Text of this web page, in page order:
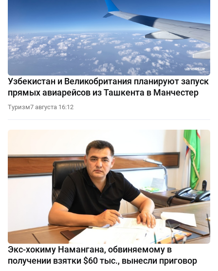
Узбекистан и Великобритания планируют запуск
прямых авиарейсов из Ташкента в Манчестер
Туризм7 августа 16:12
Экс-хокиму Намангана, обвиняемому в
получении взятки $60 тыс., вынесли приговор